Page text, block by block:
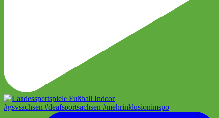
#gsvsachsen #deafsportsachsen #mehrinklusionimspo